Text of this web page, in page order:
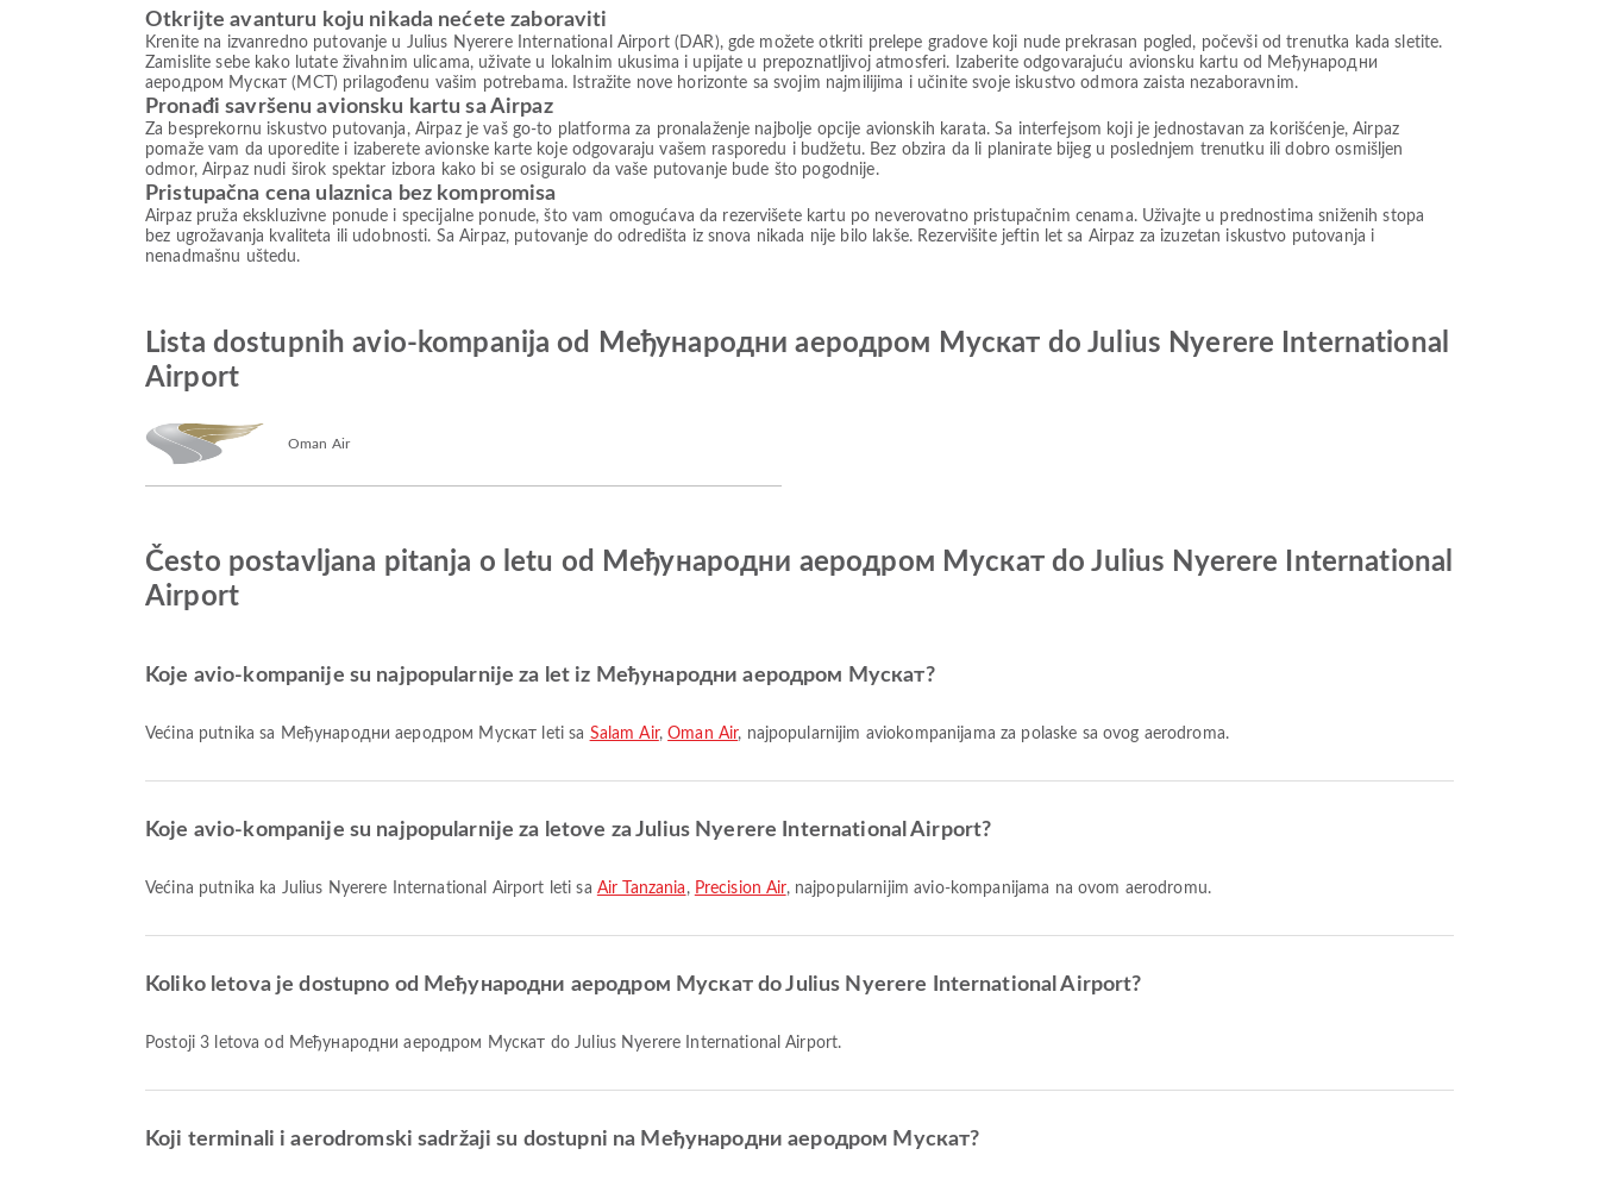
Otkrijte avanturu koju nikada nećete zaboraviti
Krenite na izvanredno putovanje u Julius Nyerere International Airport (DAR), gde možete otkriti prelepe gradove koji nude prekrasan pogled, počevši od trenutka kada sletite.
Zamislite sebe kako lutate živahnim ulicama, uživate u lokalnim ukusima i upijate u prepoznatljivoj atmosferi. Izaberite odgovarajuću avionsku kartu od Међународни
аеродром Мускат (MCT) prilagođenu vašim potrebama. Istražite nove horizonte sa svojim najmilijima i učinite svoje iskustvo odmora zaista nezaboravnim.
Pronađi savršenu avionsku kartu sa Airpaz
Za besprekornu iskustvo putovanja, Airpaz je vaš go-to platforma za pronalaženje najbolje opcije avionskih karata. Sa interfejsom koji je jednostavan za korišćenje, Airpaz
pomaže vam da uporedite i izaberete avionske karte koje odgovaraju vašem rasporedu i budžetu. Bez obzira da li planirate bijeg u poslednjem trenutku ili dobro osmišljen
odmor, Airpaz nudi širok spektar izbora kako bi se osiguralo da vaše putovanje bude što pogodnije.
Pristupačna cena ulaznica bez kompromisa
Airpaz pruža ekskluzivne ponude i specijalne ponude, što vam omogućava da rezervišete kartu po neverovatno pristupačnim cenama. Uživajte u prednostima sniženih stopa
bez ugrožavanja kvaliteta ili udobnosti. Sa Airpaz, putovanje do odredišta iz snova nikada nije bilo lakše. Rezervišite jeftin let sa Airpaz za izuzetan iskustvo putovanja i
nenadmašnu uštedu.
Lista dostupnih avio-kompanija od Међународни аеродром Мускат do Julius Nyerere International
Airport
Oman Air
Često postavljana pitanja o letu od Међународни аеродром Мускат do Julius Nyerere International
Airport
Koje avio-kompanije su najpopularnije za let iz Међународни аеродром Мускат?
Većina putnika sa Међународни аеродром Мускат leti sa Salam Air,Oman Air, najpopularnijim aviokompanijama za polaske sa ovog aerodroma.
Koje avio-kompanije su najpopularnije za letove za Julius Nyerere International Airport?
Većina putnika ka Julius Nyerere International Airport leti sa Air Tanzania , Precision Air, najpopularnijim avio-kompanijama na ovom aerodromu.
Koliko letova je dostupno od Међународни аеродром Мускат do Julius Nyerere International Airport?
Postoji 3 letova od Међународни аеродром Мускат do Julius Nyerere International Airport.
Koji terminali i aerodromski sadržaji su dostupni na Међународни аеродром Мускат?